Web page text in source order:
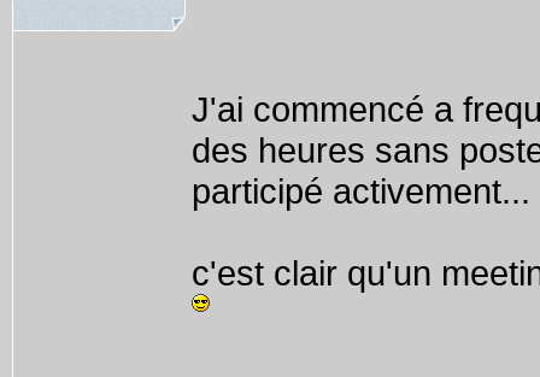
J'ai commencé a
des heures sans
participé activement...
c'est clair qu'un